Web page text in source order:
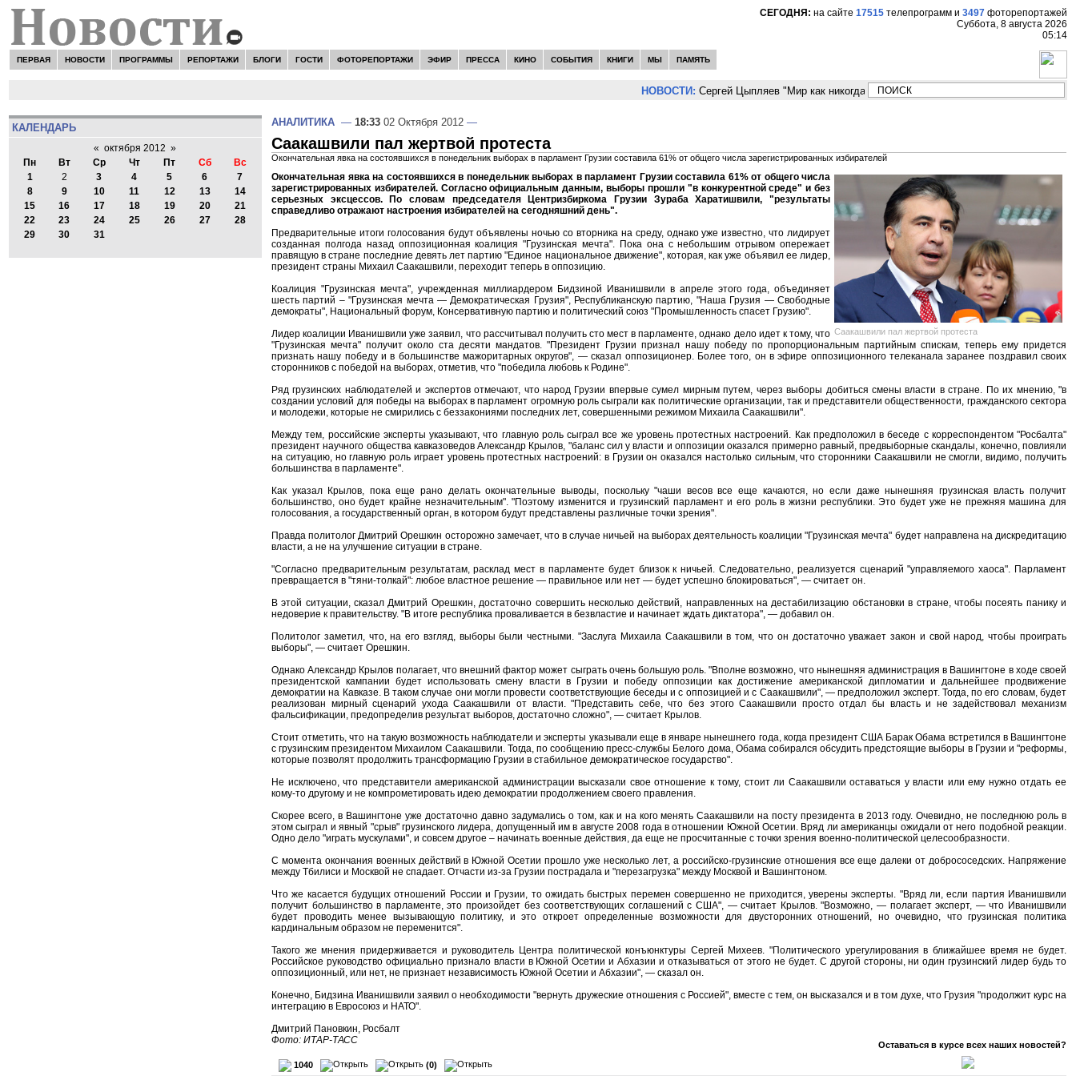
СЕГОДНЯ: на сайте 17515 телепрограмм и 3497 фоторепортажей
Суббота, 8 августа 2026
05:14
ПЕРВАЯ НОВОСТИ ПРОГРАММЫ РЕПОРТАЖИ БЛОГИ ГОСТИ ФОТОРЕПОРТАЖИ ЭФИР ПРЕССА КИНО СОБЫТИЯ КНИГИ МЫ ПАМЯТЬ
НОВОСТИ: Сергей Цыпляев "Мир как никогда близко стоит к угрозе третьей мировой
КАЛЕНДАРЬ
« октября 2012 »
Пн
Вт Ср Чт Пт Сб
Вс
1
2 3 4 5 6
7
8
9 10 11 12 13
14
15
16 17 18 19 20
21
22
23 24 25 26 27
28
29
30 31
АНАЛИТИКА — 18:33 02 Октября 2012 —
Саакашвили пал жертвой протеста
Окончательная явка на состоявшихся в понедельник выборах в парламент Грузии составила 61% от общего числа зарегистрированных избирателей
Саакашвили пал жертвой протеста
Окончательная явка на состоявшихся в понедельник выборах в парламент Грузии составила 61% от общего числа
зарегистрированных избирателей. Согласно официальным данным, выборы прошли "в конкурентной среде" и без
серьезных эксцессов. По словам председателя Центризбиркома Грузии Зураба Харатишвили, "результаты
справедливо отражают настроения избирателей на сегодняшний день".
Предварительные итоги голосования будут объявлены ночью со вторника на среду, однако уже известно, что лидирует
созданная полгода назад оппозиционная коалиция "Грузинская мечта". Пока она с небольшим отрывом опережает
правящую в стране последние девять лет партию "Единое национальное движение", которая, как уже объявил ее лидер,
президент страны Михаил Саакашвили, переходит теперь в оппозицию.
Коалиция "Грузинская мечта", учрежденная миллиардером Бидзиной Иванишвили в апреле этого года, объединяет
шесть партий – "Грузинская мечта — Демократическая Грузия", Республиканскую партию, "Наша Грузия — Свободные
демократы", Национальный форум, Консервативную партию и политический союз "Промышленность спасет Грузию".
Лидер коалиции Иванишвили уже заявил, что рассчитывал получить сто мест в парламенте, однако дело идет к тому, что
"Грузинская мечта" получит около ста десяти мандатов. "Президент Грузии признал нашу победу по пропорциональным партийным спискам, теперь ему придется
признать нашу победу и в большинстве мажоритарных округов", — сказал оппозиционер. Более того, он в эфире оппозиционного телеканала заранее поздравил своих
сторонников с победой на выборах, отметив, что "победила любовь к Родине".
Ряд грузинских наблюдателей и экспертов отмечают, что народ Грузии впервые сумел мирным путем, через выборы добиться смены власти в стране. По их мнению, "в
создании условий для победы на выборах в парламент огромную роль сыграли как политические организации, так и представители общественности, гражданского сектора
и молодежи, которые не смирились с беззакониями последних лет, совершенными режимом Михаила Саакашвили".
Между тем, российские эксперты указывают, что главную роль сыграл все же уровень протестных настроений. Как предположил в беседе с корреспондентом "Росбалта"
президент научного общества кавказоведов Александр Крылов, "баланс сил у власти и оппозиции оказался примерно равный, предвыборные скандалы, конечно, повлияли
на ситуацию, но главную роль играет уровень протестных настроений: в Грузии он оказался настолько сильным, что сторонники Саакашвили не смогли, видимо, получить
большинства в парламенте".
Как указал Крылов, пока еще рано делать окончательные выводы, поскольку "чаши весов все еще качаются, но если даже нынешняя грузинская власть получит
большинство, оно будет крайне незначительным". "Поэтому изменится и грузинский парламент и его роль в жизни республики. Это будет уже не прежняя машина для
голосования, а государственный орган, в котором будут представлены различные точки зрения".
Правда политолог Дмитрий Орешкин осторожно замечает, что в случае ничьей на выборах деятельность коалиции "Грузинская мечта" будет направлена на дискредитацию
власти, а не на улучшение ситуации в стране.
"Согласно предварительным результатам, расклад мест в парламенте будет близок к ничьей. Следовательно, реализуется сценарий "управляемого хаоса". Парламент
превращается в "тяни-толкай": любое властное решение — правильное или нет — будет успешно блокироваться", — считает он.
В этой ситуации, сказал Дмитрий Орешкин, достаточно совершить несколько действий, направленных на дестабилизацию обстановки в стране, чтобы посеять панику и
недоверие к правительству. "В итоге республика проваливается в безвластие и начинает ждать диктатора", — добавил он.
Политолог заметил, что, на его взгляд, выборы были честными. "Заслуга Михаила Саакашвили в том, что он достаточно уважает закон и свой народ, чтобы проиграть
выборы", — считает Орешкин.
Однако Александр Крылов полагает, что внешний фактор может сыграть очень большую роль. "Вполне возможно, что нынешняя администрация в Вашингтоне в ходе своей
президентской кампании будет использовать смену власти в Грузии и победу оппозиции как достижение американской дипломатии и дальнейшее продвижение
демократии на Кавказе. В таком случае они могли провести соответствующие беседы и с оппозицией и с Саакашвили", — предположил эксперт. Тогда, по его словам, будет
реализован мирный сценарий ухода Саакашвили от власти. "Представить себе, что без этого Саакашвили просто отдал бы власть и не задействовал механизм
фальсификации, предопределив результат выборов, достаточно сложно", — считает Крылов.
Стоит отметить, что на такую возможность наблюдатели и эксперты указывали еще в январе нынешнего года, когда президент США Барак Обама встретился в Вашингтоне
с грузинским президентом Михаилом Саакашвили. Тогда, по сообщению пресс-службы Белого дома, Обама собирался обсудить предстоящие выборы в Грузии и "реформы,
которые позволят продолжить трансформацию Грузии в стабильное демократическое государство".
Не исключено, что представители американской администрации высказали свое отношение к тому, стоит ли Саакашвили оставаться у власти или ему нужно отдать ее
кому-то другому и не компрометировать идею демократии продолжением своего правления.
Скорее всего, в Вашингтоне уже достаточно давно задумались о том, как и на кого менять Саакашвили на посту президента в 2013 году. Очевидно, не последнюю роль в
этом сыграл и явный "срыв" грузинского лидера, допущенный им в августе 2008 года в отношении Южной Осетии. Вряд ли американцы ожидали от него подобной реакции.
Одно дело "играть мускулами", и совсем другое – начинать военные действия, да еще не просчитанные с точки зрения военно-политической целесообразности.
С момента окончания военных действий в Южной Осетии прошло уже несколько лет, а российско-грузинские отношения все еще далеки от добрососедских. Напряжение
между Тбилиси и Москвой не спадает. Отчасти из-за Грузии пострадала и "перезагрузка" между Москвой и Вашингтоном.
Что же касается будущих отношений России и Грузии, то ожидать быстрых перемен совершенно не приходится, уверены эксперты. "Вряд ли, если партия Иванишвили
получит большинство в парламенте, это произойдет без соответствующих соглашений с США", — считает Крылов. "Возможно, — полагает эксперт, — что Иванишвили
будет проводить менее вызывающую политику, и это откроет определенные возможности для двусторонних отношений, но очевидно, что грузинская политика
кардинальным образом не переменится".
Такого же мнения придерживается и руководитель Центра политической конъюнктуры Сергей Михеев. "Политического урегулирования в ближайшее время не будет.
Российское руководство официально признало власти в Южной Осетии и Абхазии и отказываться от этого не будет. С другой стороны, ни один грузинский лидер будь то
оппозиционный, или нет, не признает независимость Южной Осетии и Абхазии", — сказал он.
Конечно, Бидзина Иванишвили заявил о необходимости "вернуть дружеские отношения с Россией", вместе с тем, он высказался и в том духе, что Грузия "продолжит курс на
интеграцию в Евросоюз и НАТО".
Дмитрий Пановкин, Росбалт
Фото: ИТАР-ТАСС
Оставаться в курсе всех наших новостей?
1040 (0)